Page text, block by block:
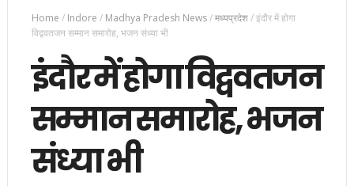
Home / Indore / Madhya Pradesh News/मध्यप्रदेश/इंदौर में होगा
विद्ववतजन सम्मान समारोह, भजन संध्या भी
इंदौर में होगा विद्ववतजन
सम्मान समारोह, भजन
संध्या भी